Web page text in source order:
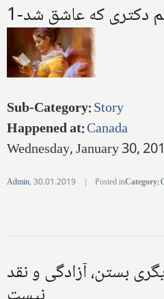
دکتری که عاشق شد
Sub-Category:Story
Happened at:Canada
Wednesday, January 30,
Admin,30.01.2019 | Posted inCategory:
بستن، آزادگی و نقد